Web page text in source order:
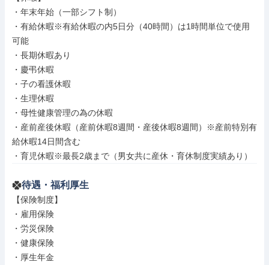
・年末年始（一部シフト制）
・有給休暇※有給休暇の内5日分（40時間）は1時間単位で使用
可能
・長期休暇あり
・慶弔休暇
・子の看護休暇
・生理休暇
・母性健康管理の為の休暇
・産前産後休暇（産前休暇8週間・産後休暇8週間）※産前特別有
給休暇14日間含む
・育児休暇※最長2歳まで（男女共に産休・育休制度実績あり）
待遇・福利厚生
【保険制度】
・雇用保険
・労災保険
・健康保険
・厚生年金